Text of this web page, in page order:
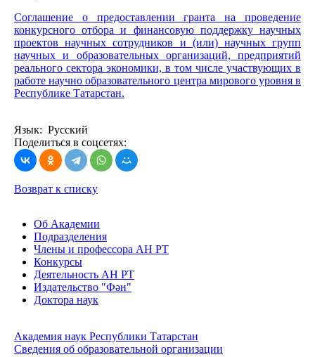
Соглашение о предоставлении гранта на проведение
конкурсного отбора и финансовую поддержку научных
проектов научных сотрудников и (или) научных групп
научных и образовательных организаций, предприятий
реального сектора экономики, в том числе участвующих в
работе научно образовательного центра мирового уровня в
Республике Татарстан.
Язык: Русский
Поделиться в соцсетях:
Возврат к списку
Об Академии
Подразделения
Члены и профессора АН РТ
Конкурсы
Деятельность АН РТ
Издательство "Фән"
Доктора наук
Академия наук Республики Татарстан
Сведения об образовательной организации